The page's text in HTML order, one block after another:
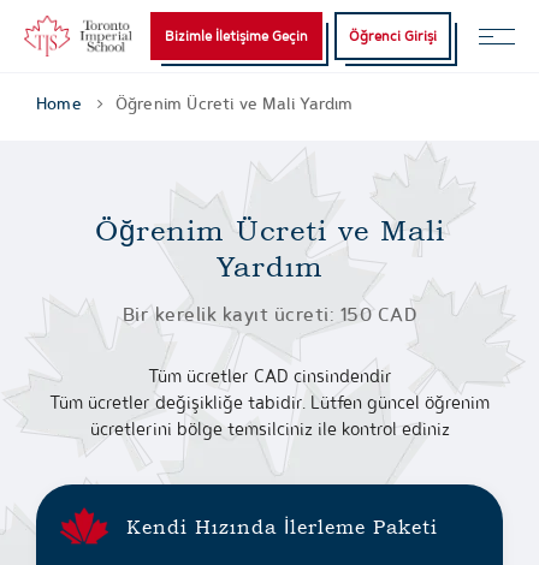
Bizimle İletişime Geçin Öğrenci Girişi
Home Öğrenim Ücreti ve Mali Yardım
Öğrenim Ücreti ve Mali
Yardım
Bir kerelik kayıt ücreti: 150 CAD
Tüm ücretler CAD cinsindendir
Tüm ücretler değişikliğe tabidir. Lütfen güncel öğrenim
ücretlerini bölge temsilciniz ile kontrol ediniz
Kendi Hızında İlerleme Paketi